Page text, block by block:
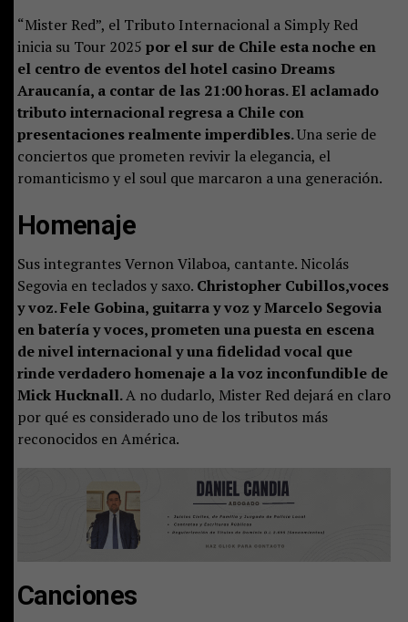
“Mister Red”, el Tributo Internacional a Simply Red
inicia su Tour 2025 por el sur de Chile esta noche en
el centro de eventos del hotel casino Dreams
Araucanía, a contar de las 21:00 horas. El aclamado
tributo internacional regresa a Chile con
presentaciones realmente imperdibles.Una serie de
conciertos que prometen revivir la elegancia, el
romanticismo y el soul que marcaron a una generación.
Homenaje
Sus integrantes Vernon Vilaboa, cantante. Nicolás
Segovia en teclados y saxo. Christopher Cubillos,voces
y voz. Fele Gobina, guitarra y voz y Marcelo Segovia
en batería y voces, prometen una puesta en escena
de nivel internacional y una fidelidad vocal que
rinde verdadero homenaje a la voz inconfundible de
Mick Hucknall.A no dudarlo, Mister Red dejará en claro
por qué es considerado uno de los tributos más
reconocidos en América.
Canciones